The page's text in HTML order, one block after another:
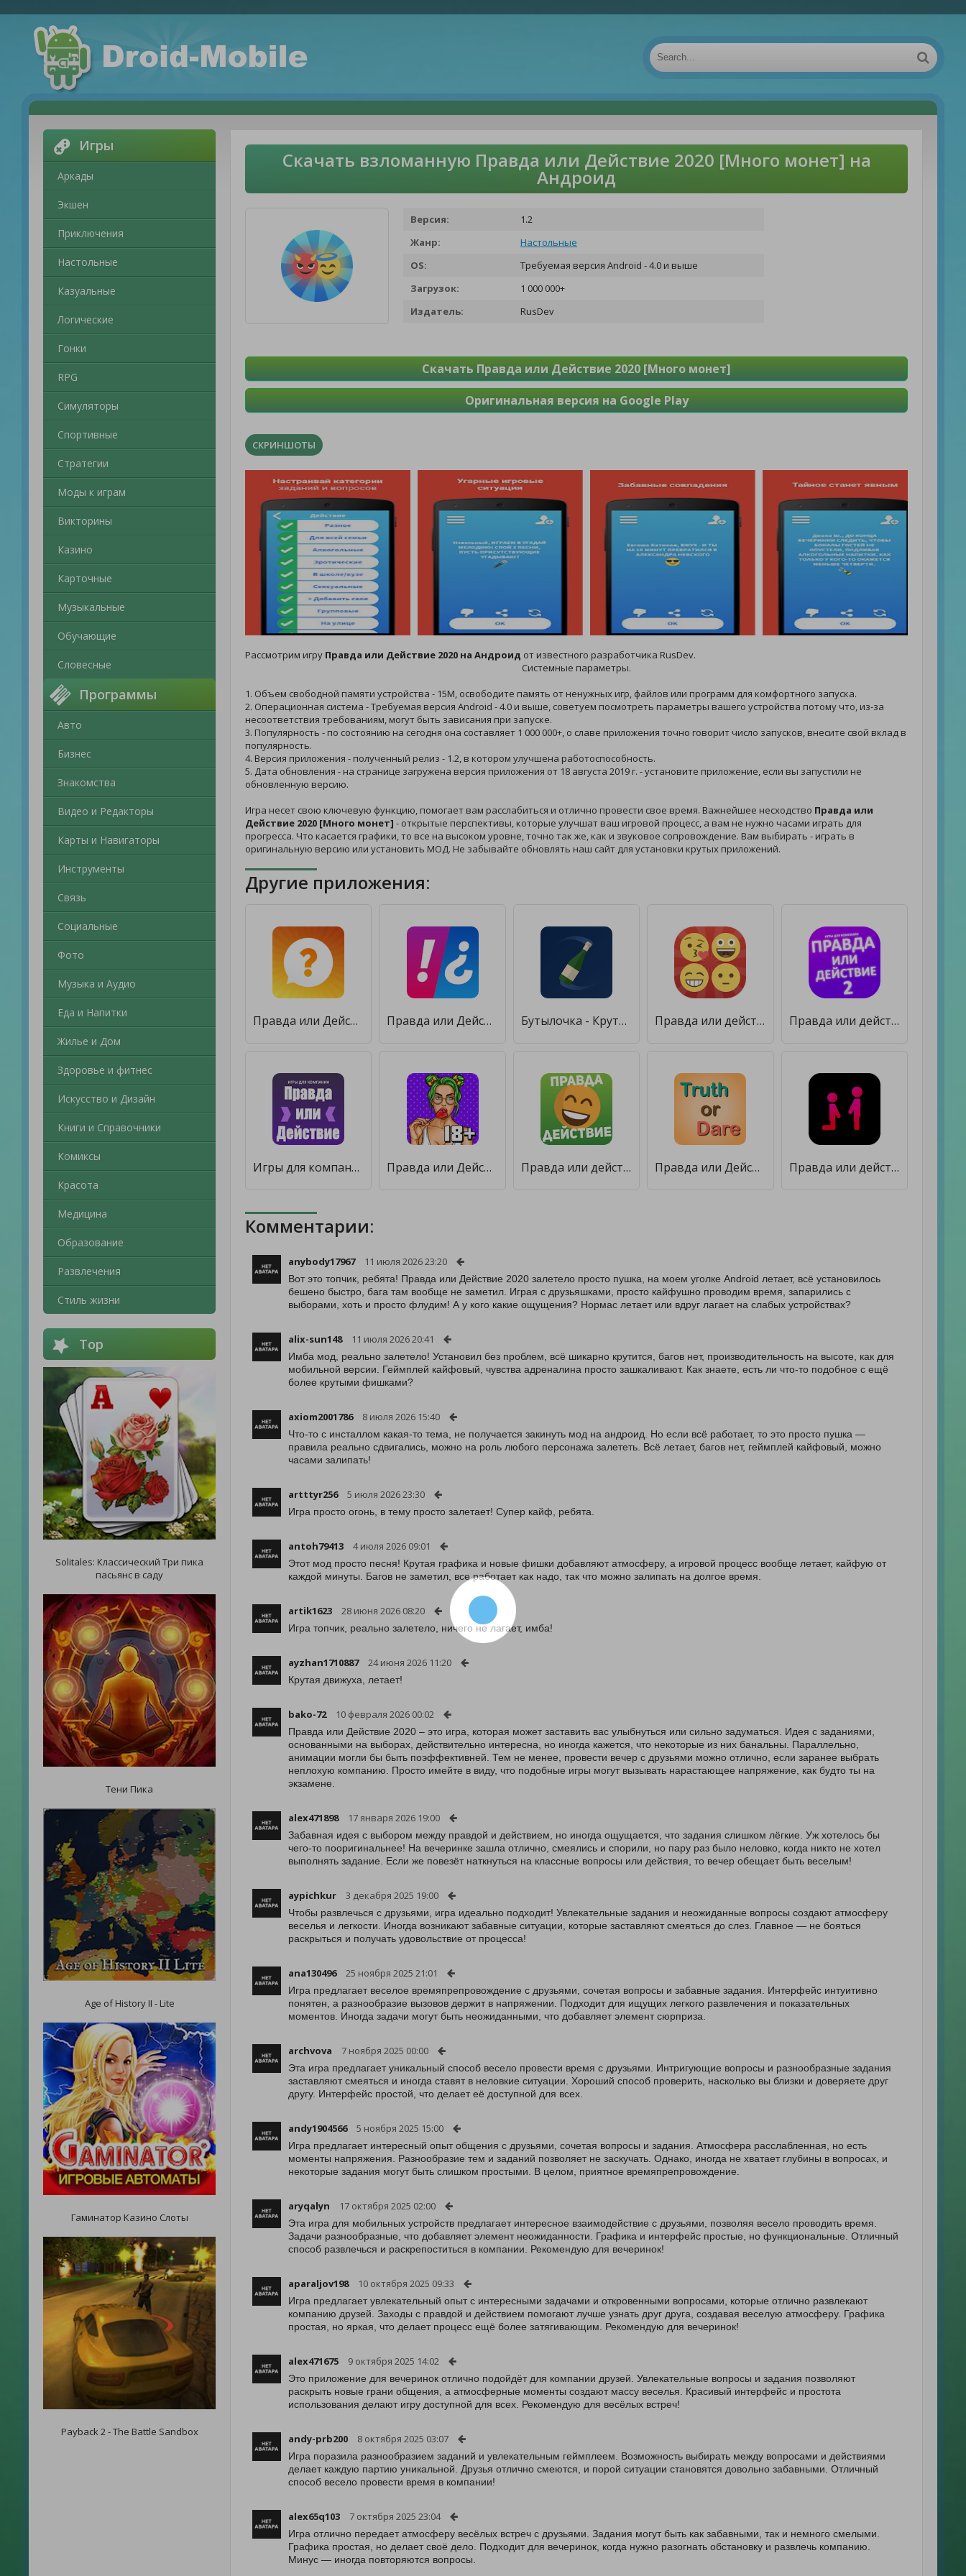
Игры
Аркады
Экшен
Приключения
Настольные
Казуальные
Логические
Гонки
RPG
Симуляторы
Спортивные
Стратегии
Моды к играм
Викторины
Казино
Карточные
Музыкальные
Обучающие
Словесные
Программы
Авто
Бизнес
Знакомства
Видео и Редакторы
Карты и Навигаторы
Инструменты
Связь
Социальные
Фото
Музыка и Аудио
Еда и Напитки
Жилье и Дом
Здоровье и фитнес
Искусство и Дизайн
Книги и Справочники
Комиксы
Красота
Медицина
Образование
Развлечения
Стиль жизни
Top
Solitales: Классический Три пика
пасьянс в саду
Тени Пика
Age of History II - Lite
Гаминатор Казино Слоты
Payback 2 - The Battle Sandbox
Скачать взломанную Правда или Действие 2020 [Много монет] на
Андроид
Версия:
1.2
Жанр:
Настольные
OS:
Требуемая версия Android - 4.0 и выше
Загрузок:
1 000 000+
Издатель:
RusDev
Скачать Правда или Действие 2020 [Много монет]
Оригинальная версия на Google Play
СКРИНШОТЫ
Рассмотрим игру Правда или Действие 2020 на Андроид от известного разработчика RusDev.
Системные параметры.
1. Объем свободной памяти устройства - 15M, освободите память от ненужных игр, файлов или программ для комфортного запуска.
2. Операционная система - Требуемая версия Android - 4.0 и выше, советуем посмотреть параметры вашего устройства потому что, из-за
несоответствия требованиям, могут быть зависания при запуске.
3. Популярность - по состоянию на сегодня она составляет 1 000 000+, о славе приложения точно говорит число запусков, внесите свой вклад в
популярность.
4. Версия приложения - полученный релиз - 1.2, в котором улучшена работоспособность.
5. Дата обновления - на странице загружена версия приложения от 18 августа 2019 г. - установите приложение, если вы запустили не
обновленную версию.
Игра несет свою ключевую функцию, помогает вам расслабиться и отлично провести свое время. Важнейшее несходство Правда или
Действие 2020 [Много монет] - открытые перспективы, которые улучшат ваш игровой процесс, а вам не нужно часами играть для
прогресса. Что касается графики, то все на высоком уровне, точно так же, как и звуковое сопровождение. Вам выбирать - играть в
оригинальную версию или установить МОД. Не забывайте обновлять наш сайт для установки крутых приложений.
Другие приложения:
Правда или Действие Правда или Действие - ИГРА [Полная версия] Бутылочка - Крути Бутылочку - Правда или Действие [Бесплатные покупки] Правда или действие 2 [Мод меню] Правда или действие игра. Игры для компании [Много монет]
Игры для компании: Правда или Действие [Много денег] Правда или Действие Игра для Взрослых 21+ и 18+ [Бесплатные покупки] Правда или действие — игра для взрослых 18+ & 21+ [Бесплатные покупки] Правда или Действие для подростков [Бесплатные покупки] Правда или действие [Много монет]
Комментарии:
anybody17967 11 июля 2026 23:20
Вот это топчик, ребята! Правда или Действие 2020 залетело просто пушка, на моем уголке Android летает, всё установилось
бешено быстро, бага там вообще не заметил. Играя с друзьяшками, просто кайфушно проводим время, запарились с
выборами, хоть и просто флудим! А у кого какие ощущения? Нормас летает или вдруг лагает на слабых устройствах?
alix-sun148 11 июля 2026 20:41
Имба мод, реально залетело! Установил без проблем, всё шикарно крутится, багов нет, производительность на высоте, как для
мобильной версии. Геймплей кайфовый, чувства адреналина просто зашкаливают. Как знаете, есть ли что-то подобное с ещё
более крутыми фишками?
axiom2001786 8 июля 2026 15:40
Что-то с инсталлом какая-то тема, не получается закинуть мод на андроид. Но если всё работает, то это просто пушка —
правила реально сдвигались, можно на роль любого персонажа залететь. Всё летает, багов нет, геймплей кайфовый, можно
часами залипать!
artttyr256 5 июля 2026 23:30
Игра просто огонь, в тему просто залетает! Супер кайф, ребята.
antoh79413 4 июля 2026 09:01
Этот мод просто песня! Крутая графика и новые фишки добавляют атмосферу, а игровой процесс вообще летает, кайфую от
каждой минуты. Багов не заметил, все работает как надо, так что можно залипать на долгое время.
artik1623 28 июня 2026 08:20
Игра топчик, реально залетело, ничего не лагает, имба!
ayzhan1710887 24 июня 2026 11:20
Крутая движуха, летает!
bako-72 10 февраля 2026 00:02
Правда или Действие 2020 – это игра, которая может заставить вас улыбнуться или сильно задуматься. Идея с заданиями,
основанными на выборах, действительно интересна, но иногда кажется, что некоторые из них банальны. Параллельно,
анимации могли бы быть поэффективней. Тем не менее, провести вечер с друзьями можно отлично, если заранее выбрать
неплохую компанию. Просто имейте в виду, что подобные игры могут вызывать нарастающее напряжение, как будто ты на
экзамене.
alex471898 17 января 2026 19:00
Забавная идея с выбором между правдой и действием, но иногда ощущается, что задания слишком лёгкие. Уж хотелось бы
чего-то пооригинальнее! На вечеринке зашла отлично, смеялись и спорили, но пару раз было неловко, когда никто не хотел
выполнять задание. Если же повезёт наткнуться на классные вопросы или действия, то вечер обещает быть веселым!
aypichkur 3 декабря 2025 19:00
Чтобы развлечься с друзьями, игра идеально подходит! Увлекательные задания и неожиданные вопросы создают атмосферу
веселья и легкости. Иногда возникают забавные ситуации, которые заставляют смеяться до слез. Главное — не бояться
раскрыться и получать удовольствие от процесса!
ana130496 25 ноября 2025 21:01
Игра предлагает веселое времяпрепровождение с друзьями, сочетая вопросы и забавные задания. Интерфейс интуитивно
понятен, а разнообразие вызовов держит в напряжении. Подходит для ищущих легкого развлечения и показательных
моментов. Иногда задачи могут быть неожиданными, что добавляет элемент сюрприза.
archvova 7 ноября 2025 00:00
Эта игра предлагает уникальный способ весело провести время с друзьями. Интригующие вопросы и разнообразные задания
заставляют смеяться и иногда ставят в неловкие ситуации. Хороший способ проверить, насколько вы близки и доверяете друг
другу. Интерфейс простой, что делает её доступной для всех.
andy1904566 5 ноября 2025 15:00
Игра предлагает интересный опыт общения с друзьями, сочетая вопросы и задания. Атмосфера расслабленная, но есть
моменты напряжения. Разнообразие тем и заданий позволяет не заскучать. Однако, иногда не хватает глубины в вопросах, и
некоторые задания могут быть слишком простыми. В целом, приятное времяпрепровождение.
aryqalyn 17 октября 2025 02:00
Эта игра для мобильных устройств предлагает интересное взаимодействие с друзьями, позволяя весело проводить время.
Задачи разнообразные, что добавляет элемент неожиданности. Графика и интерфейс простые, но функциональные. Отличный
способ развлечься и раскрепоститься в компании. Рекомендую для вечеринок!
aparaljov198 10 октября 2025 09:33
Игра предлагает увлекательный опыт с интересными задачами и откровенными вопросами, которые отлично развлекают
компанию друзей. Заходы с правдой и действием помогают лучше узнать друг друга, создавая веселую атмосферу. Графика
простая, но яркая, что делает процесс ещё более затягивающим. Рекомендую для вечеринок!
alex471675 9 октября 2025 14:02
Это приложение для вечеринок отлично подойдёт для компании друзей. Увлекательные вопросы и задания позволяют
раскрыть новые грани общения, а атмосферные моменты создают массу веселья. Красивый интерфейс и простота
использования делают игру доступной для всех. Рекомендую для весёлых встреч!
andy-prb200 8 октября 2025 03:07
Игра поразила разнообразием заданий и увлекательным геймплеем. Возможность выбирать между вопросами и действиями
делает каждую партию уникальной. Друзья отлично смеются, и порой ситуации становятся довольно забавными. Отличный
способ весело провести время в компании!
alex65q103 7 октября 2025 23:04
Игра отлично передает атмосферу весёлых встреч с друзьями. Задания могут быть как забавными, так и немного смелыми.
Графика простая, но делает своё дело. Подходит для вечеринок, когда нужно разогнать обстановку и развлечь компанию.
Минус — иногда повторяются вопросы.